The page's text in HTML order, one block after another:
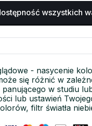
wszystkich
- nasycenie
się różnić w
panującego w studiu
lub ustawień
filtr światła